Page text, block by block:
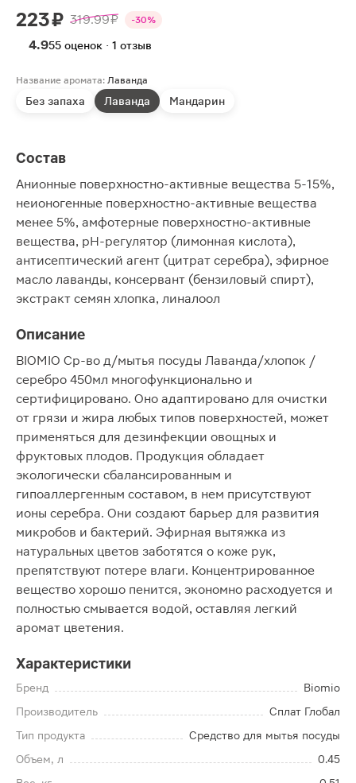
223 ₽ 319.99 ₽ -30%
4.955 оценок · 1 отзыв
Название аромата: Лаванда
Без запаха Лаванда Мандарин
Состав
Анионные поверхностно-активные вещества 5-15%,
неионогенные поверхностно-активные вещества
менее 5%, амфотерные поверхностно-активные
вещества, pH-регулятор (лимонная кислота),
антисептический агент (цитрат серебра), эфирное
масло лаванды, консервант (бензиловый спирт),
экстракт семян хлопка, линалоол
Описание
BIOMIO Ср-во д/мытья посуды Лаванда/хлопок /
серебро 450мл многофункционально и
сертифицировано. Оно адаптировано для очистки
от грязи и жира любых типов поверхностей, может
применяться для дезинфекции овощных и
фруктовых плодов. Продукция обладает
экологически сбалансированным и
гипоаллергенным составом, в нем присутствуют
ионы серебра. Они создают барьер для развития
микробов и бактерий. Эфирная вытяжка из
натуральных цветов заботятся о коже рук,
препятствуют потере влаги. Концентрированное
вещество хорошо пенится, экономно расходуется и
полностью смывается водой, оставляя легкий
аромат цветения.
Характеристики
Бренд
Biomio
Производитель
Сплат Глобал
Тип продукта
Средство для мытья посуды
Объем, л
0.45